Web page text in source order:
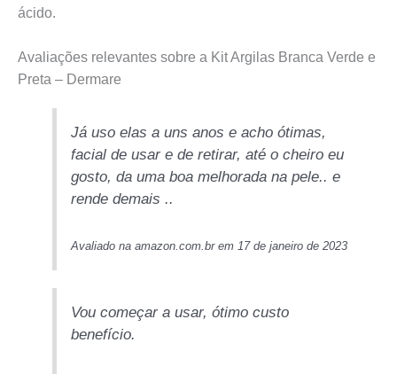
ácido.
Avaliações relevantes sobre a Kit Argilas Branca Verde e
Preta – Dermare
Já uso elas a uns anos e acho ótimas,
facial de usar e de retirar, até o cheiro eu
gosto, da uma boa melhorada na pele.. e
rende demais ..
Avaliado na amazon.com.br em 17 de janeiro de 2023
Vou começar a usar, ótimo custo
benefício.